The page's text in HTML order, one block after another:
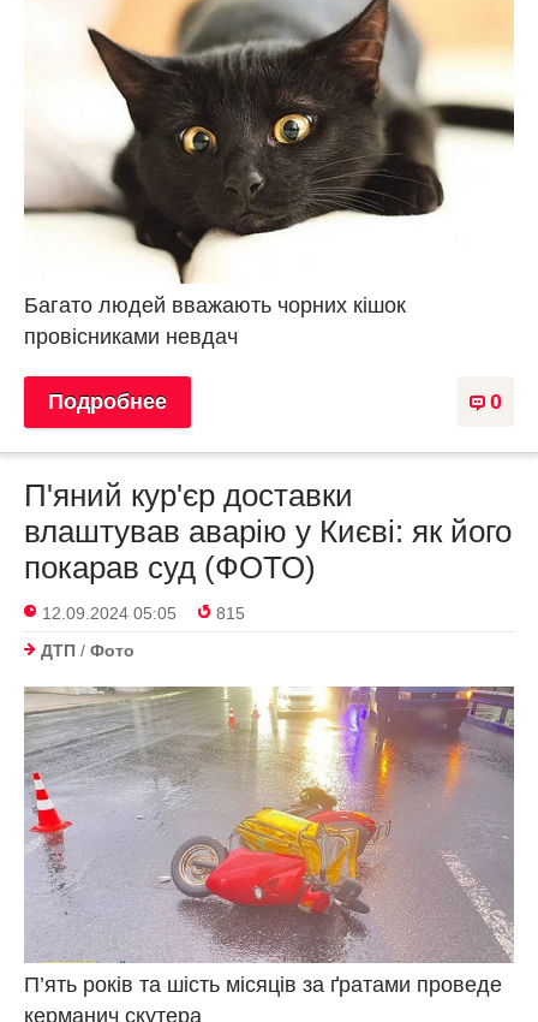
Багато людей вважають чорних кішок
провісниками невдач
0
Подробнее
П'яний кур'єр доставки
влаштував аварію у Києві: як його
покарав суд (ФОТО)
12.09.2024 05:05
815
ДТП / Фото
П’ять років та шість місяців за ґратами проведе
керманич скутера